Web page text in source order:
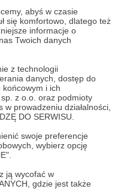
abyś w czasie
się komfortowo, dlatego też
informacje o
Twoich danych
z technologii
danych, dostęp do
i ich
z o.o. oraz podmioty
prowadzeniu działalności,
DO SERWISU.
swoje preferencje
wybierz opcję
ją wycofać w
gdzie jest także
stałą kwotą i wyrazi
jako "PATRON
stronie. Do tego
o klubie i
w poszczególnych
zdjęć z rozgrywek.